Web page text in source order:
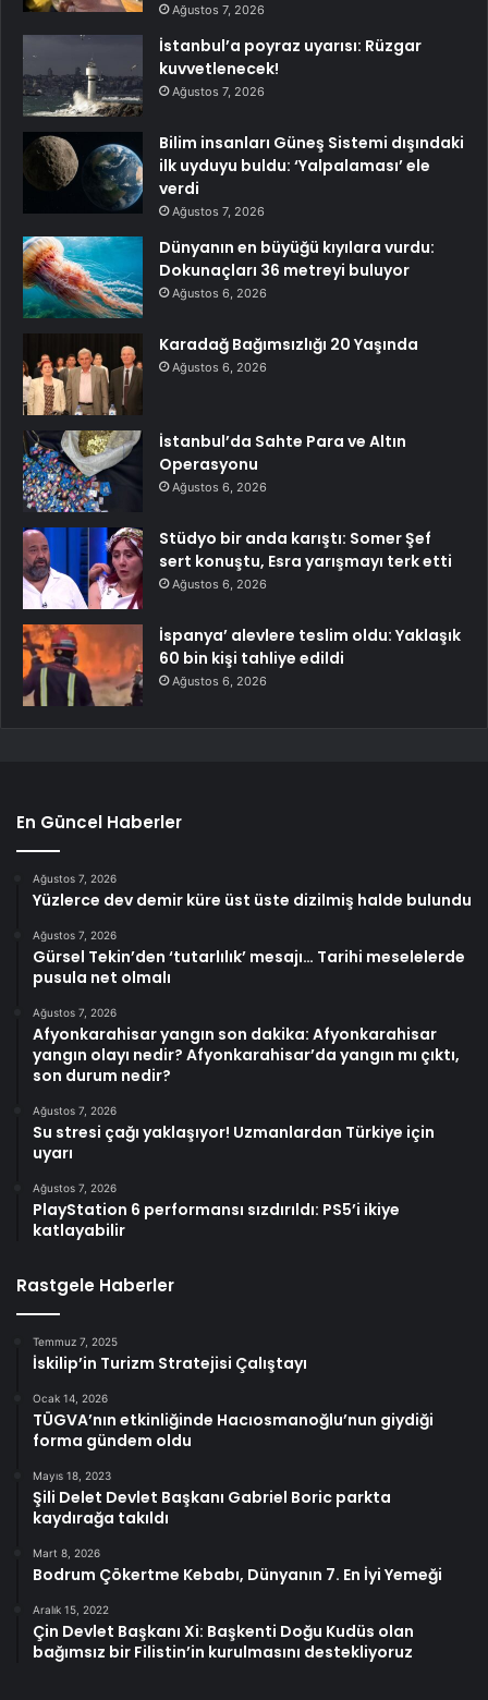
Ağustos 7, 2026
İstanbul’a poyraz uyarısı: Rüzgar
kuvvetlenecek!
Ağustos 7, 2026
Bilim insanları Güneş Sistemi dışındaki
ilk uyduyu buldu: ‘Yalpalaması’ ele
verdi
Ağustos 7, 2026
Dünyanın en büyüğü kıyılara vurdu:
Dokunaçları 36 metreyi buluyor
Ağustos 6, 2026
Karadağ Bağımsızlığı 20 Yaşında
Ağustos 6, 2026
İstanbul’da Sahte Para ve Altın
Operasyonu
Ağustos 6, 2026
Stüdyo bir anda karıştı: Somer Şef
sert konuştu, Esra yarışmayı terk etti
Ağustos 6, 2026
İspanya’ alevlere teslim oldu: Yaklaşık
60 bin kişi tahliye edildi
Ağustos 6, 2026
En Güncel Haberler
Ağustos 7, 2026
Yüzlerce dev demir küre üst üste dizilmiş halde bulundu
Ağustos 7, 2026
Gürsel Tekin’den ‘tutarlılık’ mesajı… Tarihi meselelerde
pusula net olmalı
Ağustos 7, 2026
Afyonkarahisar yangın son dakika: Afyonkarahisar
yangın olayı nedir? Afyonkarahisar’da yangın mı çıktı,
son durum nedir?
Ağustos 7, 2026
Su stresi çağı yaklaşıyor! Uzmanlardan Türkiye için
uyarı
Ağustos 7, 2026
PlayStation 6 performansı sızdırıldı: PS5’i ikiye
katlayabilir
Rastgele Haberler
Temmuz 7, 2025
İskilip’in Turizm Stratejisi Çalıştayı
Ocak 14, 2026
TÜGVA’nın etkinliğinde Hacıosmanoğlu’nun giydiği
forma gündem oldu
Mayıs 18, 2023
Şili Delet Devlet Başkanı Gabriel Boric parkta
kaydırağa takıldı
Mart 8, 2026
Bodrum Çökertme Kebabı, Dünyanın 7. En İyi Yemeği
Aralık 15, 2022
Çin Devlet Başkanı Xi: Başkenti Doğu Kudüs olan
bağımsız bir Filistin’in kurulmasını destekliyoruz